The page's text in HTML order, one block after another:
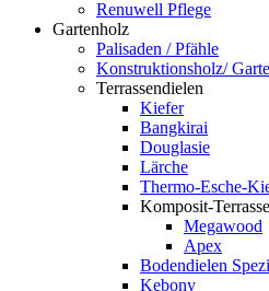
Renuwell Pflege
Gartenholz
Palisaden / Pfähle
Konstruktionsholz/
Terrassendielen
Kiefer
Bangkirai
Douglasie
Lärche
Thermo-Esche-
Komposit-
Megawood
Apex
Bodendielen
Kebony